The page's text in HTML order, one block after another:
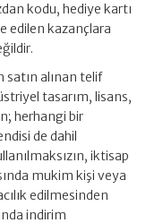
kodu, hediye kartı
edilen kazançlara
satın alınan telif
tasarım, lisans,
herhangi bir
de dahil
iktisap
mukim kişi veya
edilmesinden
indirim